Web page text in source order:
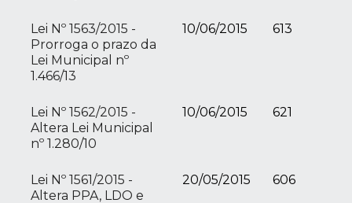
Lei Nº 1563/2015 -
Prorroga o prazo da
Lei Municipal nº
1.466/13
10/06/2015 613
Lei Nº 1562/2015 -
Altera Lei Municipal
nº 1.280/10
10/06/2015 621
Lei Nº 1561/2015 -
Altera PPA, LDO e
20/05/2015 606